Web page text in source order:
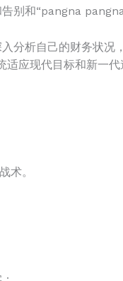
别和“pangna
分析自己的财务状
应现代目标和新一代
术。